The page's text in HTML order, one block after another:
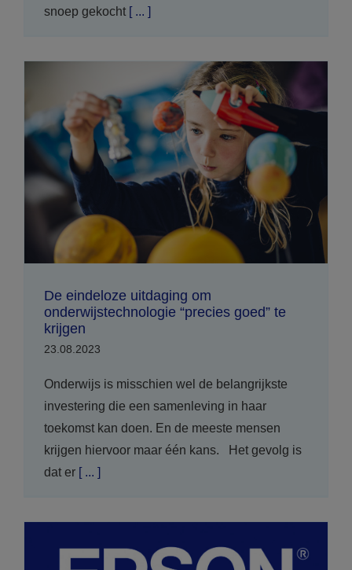
snoep gekocht[ ... ]
De eindeloze uitdaging om
onderwijstechnologie “precies goed” te
krijgen
23.08.2023
Onderwijs is misschien wel de belangrijkste
investering die een samenleving in haar
toekomst kan doen. En de meeste mensen
krijgen hiervoor maar één kans. Het gevolg is
dat er[ ... ]